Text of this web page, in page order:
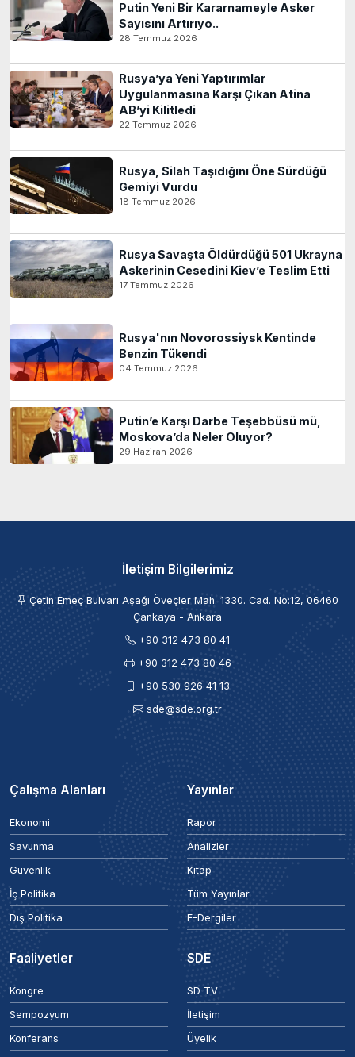
Putin Yeni Bir Kararnameyle Asker
Sayısını Artırıyo..
28 Temmuz 2026
Rusya’ya Yeni Yaptırımlar
Uygulanmasına Karşı Çıkan Atina
AB’yi Kilitledi
22 Temmuz 2026
Rusya, Silah Taşıdığını Öne Sürdüğü
Gemiyi Vurdu
18 Temmuz 2026
Rusya Savaşta Öldürdüğü 501 Ukrayna
Askerinin Cesedini Kiev’e Teslim Etti
17 Temmuz 2026
Rusya'nın Novorossiysk Kentinde
Benzin Tükendi
04 Temmuz 2026
Putin’e Karşı Darbe Teşebbüsü mü,
Moskova’da Neler Oluyor?
29 Haziran 2026
İletişim Bilgilerimiz
Çetin Emeç Bulvarı Aşağı Öveçler Mah. 1330. Cad. No:12, 06460
Çankaya - Ankara
+90 312 473 80 41
+90 312 473 80 46
+90 530 926 41 13
sde@sde.org.tr
Çalışma Alanları
Ekonomi
Savunma
Güvenlik
İç Politika
Dış Politika
Yayınlar
Rapor
Analizler
Kitap
Tüm Yayınlar
E-Dergiler
Faaliyetler
Kongre
Sempozyum
Konferans
SDE
SD TV
İletişim
Üyelik